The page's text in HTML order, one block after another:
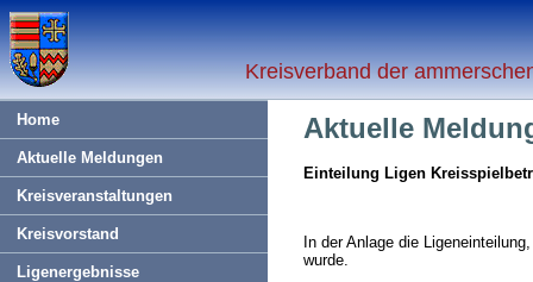
Kreisverband der
Aktuelle
Einteilung Ligen
In der Anlage die
wurde.
Home
Aktuelle Meldungen
Kreisveranstaltungen
Kreisvorstand
Ligenergebnisse